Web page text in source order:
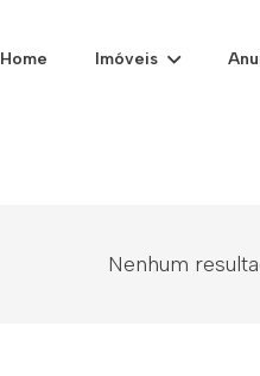
Home Imóveis
Nenhum